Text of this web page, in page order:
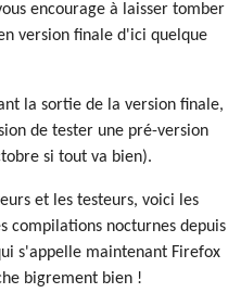
encourage à laisser tomber
version finale d'ici quelque
la sortie de la version finale,
de tester une pré-version
si tout va bien).
et les testeurs, voici les
compilations nocturnes depuis
s'appelle maintenant Firefox
bigrement bien !